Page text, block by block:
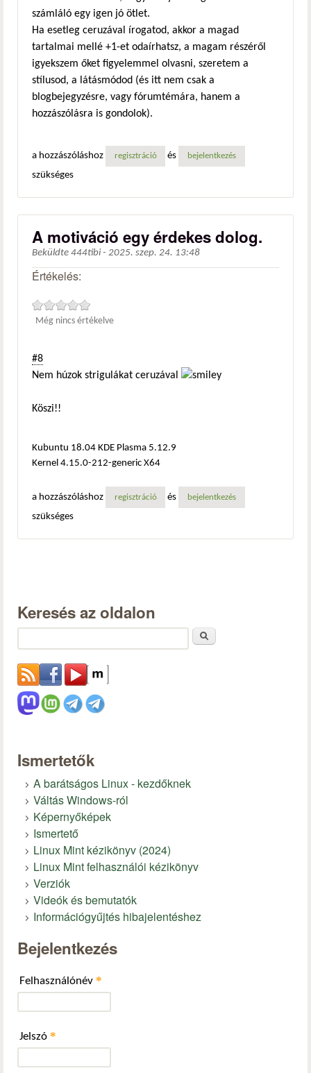
számláló egy igen jó ötlet.
Ha esetleg ceruzával írogatod, akkor a magad
tartalmai mellé +1-et odaírhatsz, a magam részéről
igyekszem őket figyelemmel olvasni, szeretem a
stílusod, a látásmódod (és itt nem csak a
blogbejegyzésre, vagy fórumtémára, hanem a
hozzászólásra is gondolok).
a hozzászóláshoz regisztráció és bejelentkezés
szükséges
A motiváció egy érdekes dolog.
Beküldte 444tibi - 2025. szep. 24. 13:48
Értékelés:
Még nincs értékelve
#8
Nem húzok strigulákat ceruzával
Köszi!!
Kubuntu 18.04 KDE Plasma 5.12.9
Kernel 4.15.0-212-generic X64
a hozzászóláshoz regisztráció és bejelentkezés
szükséges
Keresés az oldalon
Ismertetők
A barátságos Linux - kezdőknek
Váltás Windows-ról
Képernyőképek
Ismertető
Linux Mint kézikönyv (2024)
Linux Mint felhasználói kézikönyv
Verziók
Videók és bemutatók
Információgyűjtés hibajelentéshez
Bejelentkezés
Felhasználónév *
Jelszó *